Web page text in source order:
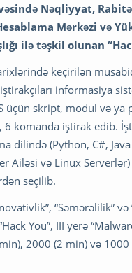
Nəqliyyat,
Mərkəzi və
ilə təşkil olunan
keçirilən
informasiya
üçün skript, modul və
komanda iştirak edib.
dilində (Python, C#,
Ailəsi və Linux
seçilib.
“Səmərəlilik”
You”, III yerə
2000 (2 min) və